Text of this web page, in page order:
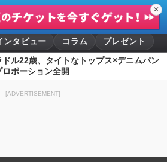
✕
ンタビュー コラム
プレゼント
ドル22歳、タイトなトップス×デニムパン
ポーション全開
[ADVERTISEMENT]